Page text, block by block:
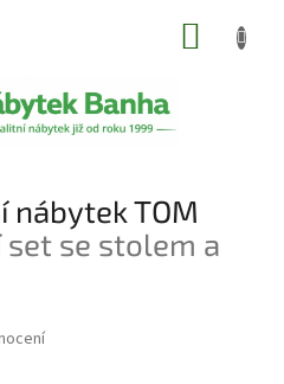
nábytek TOM
se stolem a